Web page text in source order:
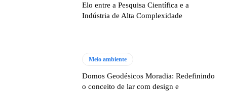
Elo entre a Pesquisa Científica e a
Indústria de Alta Complexidade
Meio ambiente
Domos Geodésicos Moradia: Redefinindo
o conceito de lar com design e